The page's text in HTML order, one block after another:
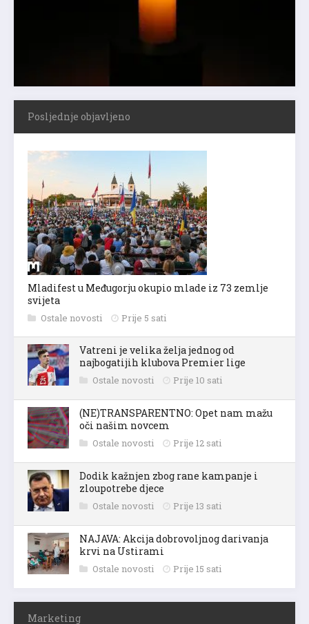
Posljednje objavljeno
Mladifest u Međugorju okupio mlade iz 73 zemlje
svijeta
Ostale novosti Prije 5 sati
Vatreni je velika želja jednog od
najbogatijih klubova Premier lige
Ostale novosti Prije 10 sati
(NE)TRANSPARENTNO: Opet nam mažu
oči našim novcem
Ostale novosti Prije 12 sati
Dodik kažnjen zbog rane kampanje i
zloupotrebe djece
Ostale novosti Prije 13 sati
NAJAVA: Akcija dobrovoljnog darivanja
krvi na Ustirami
Ostale novosti Prije 15 sati
Marketing